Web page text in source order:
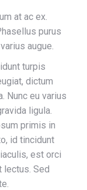
at ac ex.
purus
augue.
turpis
dictum
Nunc eu varius
ligula.
primis in
id tincidunt
est orci
lectus. Sed